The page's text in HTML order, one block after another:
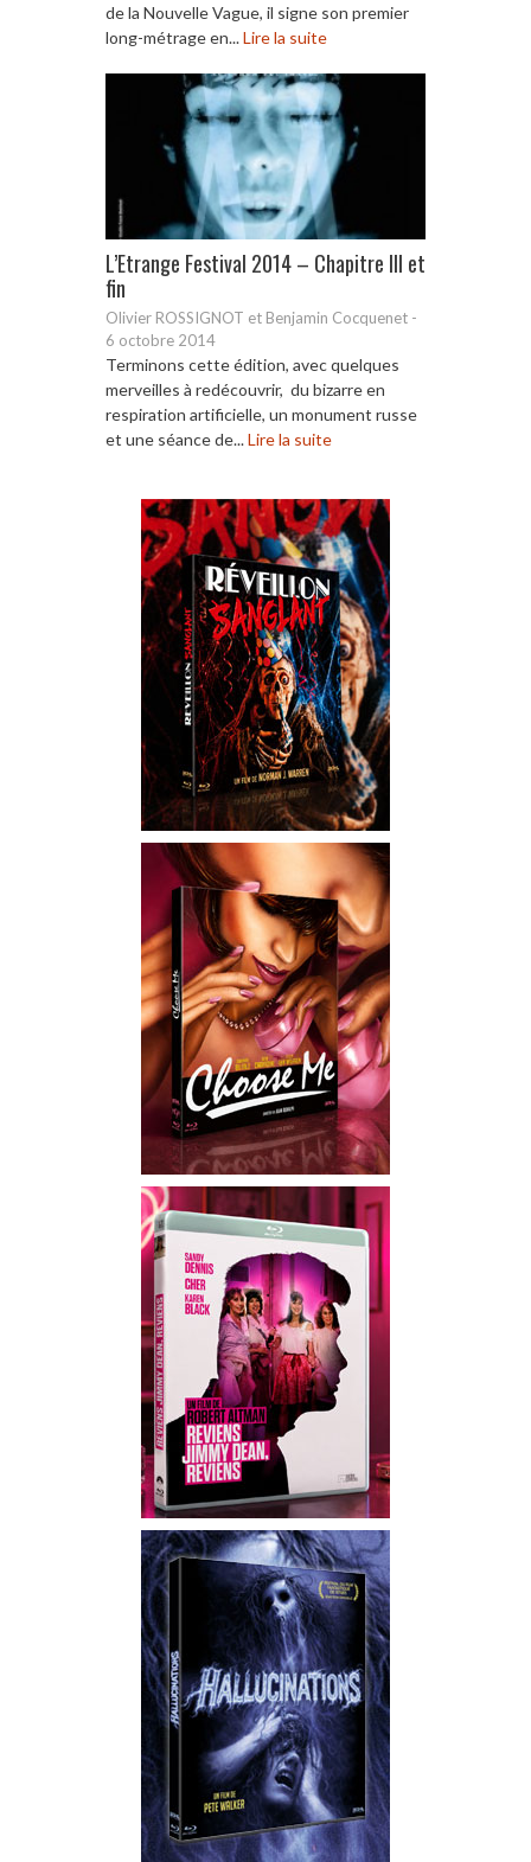
de la Nouvelle Vague, il signe son premier
long-métrage en...Lire la suite
L’Etrange Festival 2014 – Chapitre III et
fin
Olivier ROSSIGNOT et Benjamin Cocquenet -
6 octobre 2014
Terminons cette édition, avec quelques
merveilles à redécouvrir, du bizarre en
respiration artificielle, un monument russe
et une séance de...Lire la suite